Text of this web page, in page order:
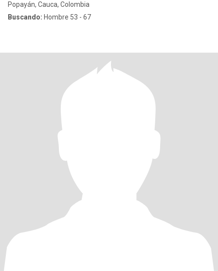
Popayán, Cauca, Colombia
Buscando: Hombre 53 - 67